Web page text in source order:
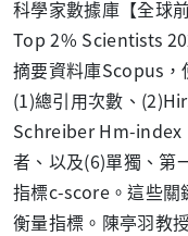
科學家數據庫【全球
Top 2% Scientists
摘要資料庫Scopus，
(1)總引用次數、
Schreiber Hm-index
者、以及(6)單獨、第
指標c-score。這些關
衡量指標。陳亭羽教